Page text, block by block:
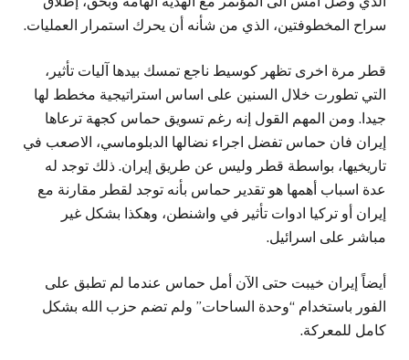
سراح المخطوفتين، الذي من شأنه أن يحرك استمرار العمليات.
قطر مرة اخرى تظهر كوسيط ناجع تمسك بيدها آليات تأثير،
التي تطورت خلال السنين على اساس استراتيجية مخطط لها
جيدا. ومن المهم القول إنه رغم تسويق حماس كجهة ترعاها
إيران فان حماس تفضل اجراء نضالها الدبلوماسي، الاصعب في
تاريخيها، بواسطة قطر وليس عن طريق إيران. ذلك توجد له
عدة اسباب أهمها هو تقدير حماس بأنه توجد لقطر مقارنة مع
إيران أو تركيا ادوات تأثير في واشنطن، وهكذا بشكل غير
مباشر على اسرائيل.
أيضاً إيران خيبت حتى الآن أمل حماس عندما لم تطبق على
الفور باستخدام “وحدة الساحات” ولم تضم حزب الله بشكل
كامل للمعركة.